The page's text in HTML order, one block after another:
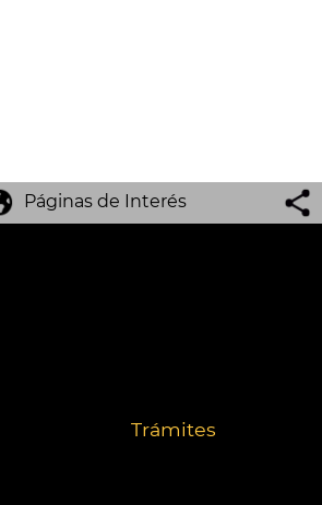
Páginas de Interés
Trámites